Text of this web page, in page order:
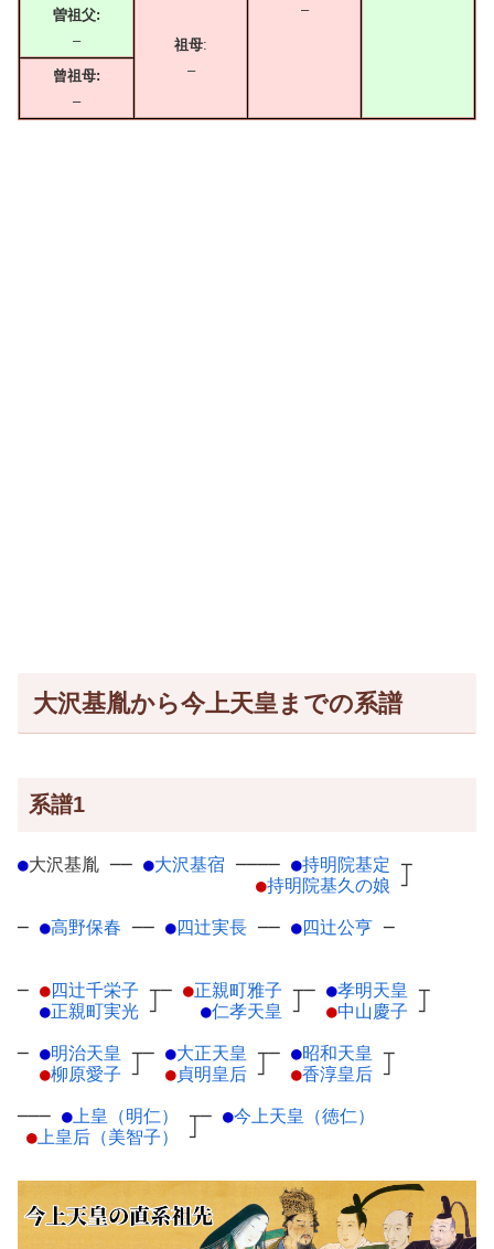
–
曽祖父:
–
祖母:
–
曾祖母:
–
大沢基胤から今上天皇までの系譜
系譜1
●大沢基胤 ── ●大沢基宿 ──── ●持明院基定 ┬
●持明院基久の娘 ┘
─ ●高野保春 ── ●四辻実長 ── ●四辻公亨 ─
─ ●四辻千栄子 ┬
●正親町実光 ┘
─ ●正親町雅子 ┬
●仁孝天皇 ┘
─ ●孝明天皇 ┬
●中山慶子 ┘
─ ●明治天皇 ┬
●柳原愛子 ┘
─ ●大正天皇 ┬
●貞明皇后 ┘
─ ●昭和天皇 ┬
●香淳皇后 ┘
─── ●上皇（明仁）
┬
●上皇后（美智子） ┘
─ ●今上天皇（徳仁）